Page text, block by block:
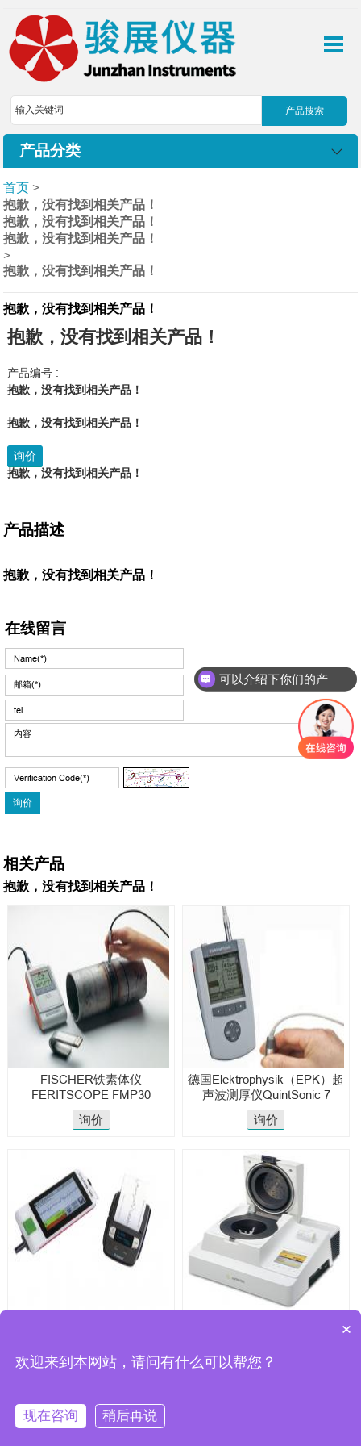
产品分类
首页 >
抱歉，没有找到相关产品！
抱歉，没有找到相关产品！
抱歉，没有找到相关产品！
>
抱歉，没有找到相关产品！
抱歉，没有找到相关产品！
抱歉，没有找到相关产品！
产品编号 :
抱歉，没有找到相关产品！
抱歉，没有找到相关产品！
询价
抱歉，没有找到相关产品！
产品描述
抱歉，没有找到相关产品！
在线留言
相关产品
抱歉，没有找到相关产品！
FISCHER铁素体仪
FERITSCOPE FMP30
询价
德国Elektrophysik（EPK）超
声波测厚仪QuintSonic 7
询价
询价
询价
公司Powered by JUNZHAN
可以介绍下你们的产品么
×
欢迎来到本网站，请问有什么可以帮您？
现在咨询 稍后再说